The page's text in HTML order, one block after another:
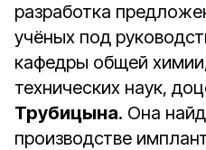
разработка
учёных под
кафедры общей
технических наук,
Трубицына. Она
производстве